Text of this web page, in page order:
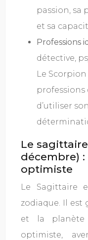
passion,
et sa
Professions
détective,
Le
d’utiliser
Le
décembre)
optimiste
Le Sagittaire
zodiaque. Il est
et la planète
optimiste,